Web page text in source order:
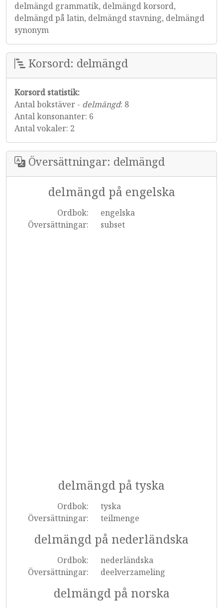
delmängd grammatik, delmängd korsord,
delmängd på latin, delmängd stavning, delmängd
synonym
Korsord: delmängd
Korsord statistik:
Antal bokstäver - delmängd: 8
Antal konsonanter: 6
Antal vokaler: 2
Översättningar: delmängd
delmängd på engelska
Ordbok:
engelska
Översättningar:
subset
delmängd på tyska
Ordbok:
tyska
Översättningar:
teilmenge
delmängd på nederländska
Ordbok:
nederländska
Översättningar:
deelverzameling
delmängd på norska